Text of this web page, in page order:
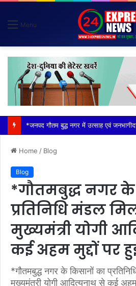
Menu
Home / Blog
Blog
*गौतमबुद्ध नगर के
प्रतिनिधि मंडल
मुख्यमंत्री योगी
कई अहम मुद्दों पर
*गौतमबुद्ध नगर के किसानों का
मुख्यमंत्री योगी आदित्यनाथ से कई अहम